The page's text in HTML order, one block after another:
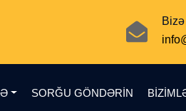
SORĞU GÖNDƏRIN